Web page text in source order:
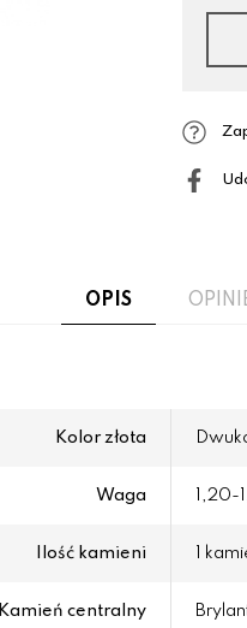
OPIS
Kolor złota
Waga 1,20-
Ilość kamieni 1
Kamień centralny